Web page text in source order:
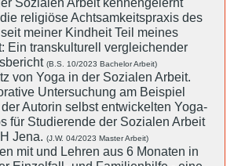
religiöse Achtsamkeitspraxis des
seit meiner Kindheit Teil meines
Ein transkulturell vergleichender
(B.S. 10/2023 Bachelor Arbeit)
von Yoga in der Sozialen Arbeit.
Untersuchung am Beispiel
Autorin selbst entwickelten Yoga-
für Studierende der Sozialen Arbeit
Jena. (J.W. 04/2023 Master Arbeit)
mit und Lehren aus 6 Monaten in